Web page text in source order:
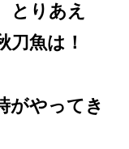
とりあえ
刀魚は！
がやってき